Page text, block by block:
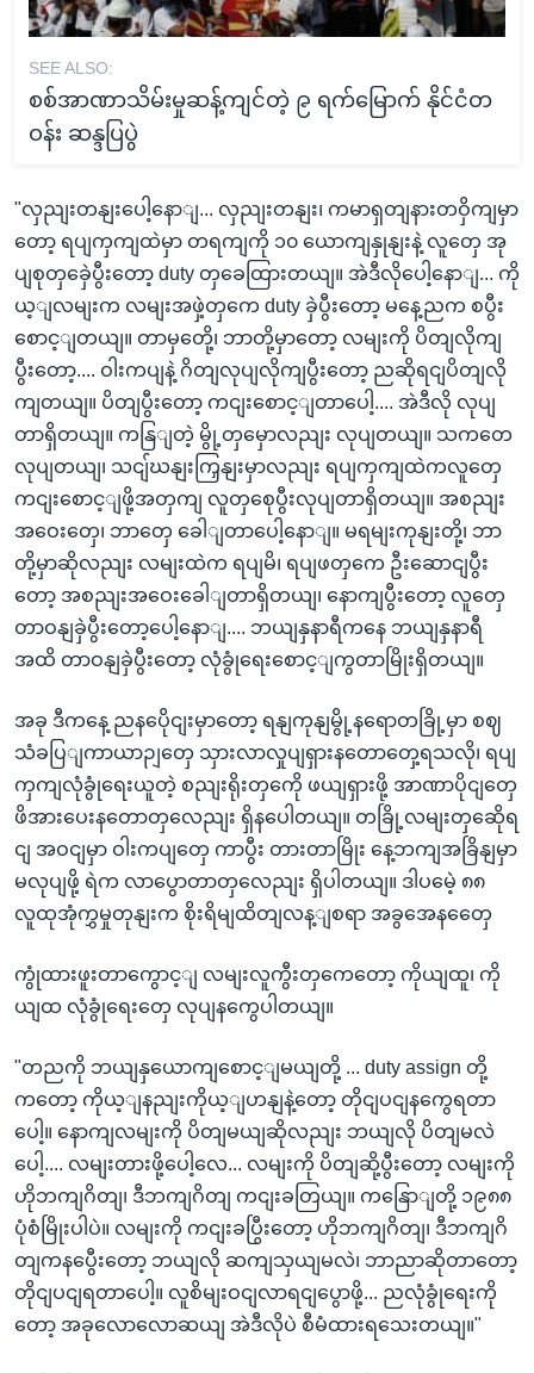
SEE ALSO:
စစ်အာဏာသိမ်းမှုဆန့်ကျင်တဲ့ ၉ ရက်မြောက် နိုင်ငံတ
ဝန်း ဆန္ဒပြပွဲ
"လှညျးတနျးပေါ့နောျ... လှညျးတနျး၊ ကမာရှတျနားတဝှိကျမှာ
တော့ ရပျကှကျထဲမှာ တရကျကို ၁၀ ယောကျနှုနျးနဲ့ လူတှေ အု
ပျစုတှခှေဲပွီးတော့ duty တှခေထြားတယျ။ အဲဒီလိုပေါ့နောျ... ကို
ယ့ျလမျးက လမျးအဖှဲ့တှကေ duty ခှဲပွီးတော့ မနေ့ညက စပွီး
စောင့ျတယျ။ တာမှတေို့၊ ဘာတို့မှာတော့ လမျးကို ပိတျလိုကျ
ပွီးတော့.... ဝါးကပျနဲ့ ဂိတျလုပျလိုကျပွီးတော့ ညဆိုရငျပိတျလို
ကျတယျ။ ပိတျပွီးတော့ ကငျးစောင့ျတာပေါ့.... အဲဒီလို လုပျ
တာရှိတယျ။ ကနြျတဲ့ မွို့တှမှောလညျး လုပျတယျ။ သကတေ
လုပျတယျ၊ သငျ်ဃနျးကြှနျးမှာလညျး ရပျကှကျထဲကလူတှေ
ကငျးစောင့ျဖို့အတှကျ လူတှစေုပွီးလုပျတာရှိတယျ။ အစညျး
အဝေးတှေ၊ ဘာတှေ ခေါျတာပေါ့နောျ။ မရမျးကုနျးတို့၊ ဘာ
တို့မှာဆိုလညျး လမျးထဲက ရပျမိ၊ ရပျဖတှကေ ဦးဆောငျပွီး
တော့ အစညျးအဝေးခေါျတာရှိတယျ၊ နောကျပွီးတော့ လူတှေ
တာဝနျခှဲပွီးတော့ပေါ့နောျ.... ဘယျနှနာရီကနေ ဘယျနှနာရီ
အထိ တာဝနျခှဲပွီးတော့ လုံခွုံရေးစောင့ျကွတာမြိုးရှိတယျ။
အခု ဒီကနေ့ ညနပေိုငျးမှာတော့ ရနျကုနျမွို့နရောတခြို့မှာ စဈ
သံခပြျကာယာဉျတှေ သှားလာလှုပျရှားနတောတှေ့ရသလို၊ ရပျ
ကှကျလုံခွုံရေးယူတဲ့ စညျးရိုးတှကေို ဖယျရှားဖို့ အာဏာပိုငျတှေ
ဖိအားပေးနတောတှလေညျး ရှိနပေါတယျ။ တခြို့လမျးတှဆေိုရ
ငျ အဝငျမှာ ဝါးကပျတှေ ကာပွီး တားတာမြိုး နေ့ဘကျအခြိနျမှာ
မလုပျဖို့ ရဲက လာပွောတာတှလေညျး ရှိပါတယျ။ ဒါပမေဲ့ ၈၈
လူထုအုံကွှမှုတုနျးက စိုးရိမျထိတျလန့ျစရာ အခွအေနတှေေ
ကွုံထားဖူးတာကွောင့ျ လမျးလူကွီးတှကေတော့ ကိုယျထူ၊ ကို
ယျထ လုံခွုံရေးတှေ လုပျနကွေပါတယျ။
"တညကို ဘယျနှယောကျစောင့ျမယျတို့ ... duty assign တို့
ကတော့ ကိုယ့ျနညျးကိုယ့ျဟနျနဲ့တော့ တိုငျပငျနကွေရတာ
ပေါ့။ နောကျလမျးကို ပိတျမယျဆိုလညျး ဘယျလို ပိတျမလဲ
ပေါ့.... လမျးတားဖို့ပေါ့လေ... လမျးကို ပိတျဆို့ပွီးတော့ လမျးကို
ဟိုဘကျဂိတျ၊ ဒီဘကျဂိတျ ကငျးခတြယျ။ ကနြောျတို့ ၁၉၈၈
ပုံစံမြိုးပါပဲ။ လမျးကို ကငျးခပြွီးတော့ ဟိုဘကျဂိတျ၊ ဒီဘကျဂိ
တျကနပွေီးတော့ ဘယျလို ဆကျသှယျမလဲ၊ ဘာညာဆိုတာတော့
တိုငျပငျရတာပေါ့။ လူစိမျးဝငျလာရငျပွောဖို့... ညလုံခွုံရေးကို
တော့ အခုလောလောဆယျ အဲဒီလိုပဲ စီမံထားရသေးတယျ။"